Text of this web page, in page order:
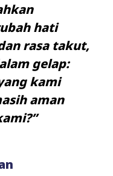
hati
rasa takut,
gelap:
kami
aman